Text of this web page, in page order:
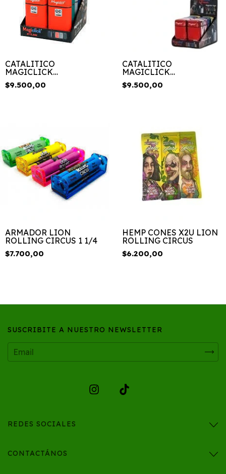
CATALITICO
MAGICLICK
ENGOMADO
$9.500,00
CATALITICO
MAGICLICK
METALIZADO
$9.500,00
ARMADOR LION
ROLLING CIRCUS 1 1/4
$7.700,00
HEMP CONES X2U LION
ROLLING CIRCUS
$6.200,00
SUSCRIBITE A NUESTRO NEWSLETTER
REDES SOCIALES
CONTACTÁNOS